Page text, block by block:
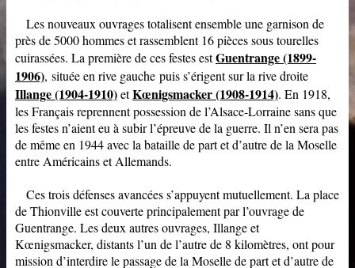
Les nouveaux ouvrages totalisent ensemble une garnison de
près de 5000 hommes et rassemblent 16 pièces sous tourelles
cuirassées. La première de ces festes estGuentrange (1899-
1906), située en rive gauche puis s’érigent sur la rive droite
Illange (1904-1910)etKœnigsmacker (1908-1914). En 1918,
les Français reprennent possession de l’Alsace-Lorraine sans que
les festes n’aient eu à subir l’épreuve de la guerre. Il n’en sera pas
de même en 1944 avec la bataille de part et d’autre de la Moselle
entre Américains et Allemands.
Ces trois défenses avancées s’appuyent mutuellement. La place
de Thionville est couverte principalement par l’ouvrage de
Guentrange. Les deux autres ouvrages, Illange et
Kœnigsmacker, distants l’un de l’autre de 8 kilomètres, ont pour
mission d’interdire le passage de la Moselle de part et d’autre de